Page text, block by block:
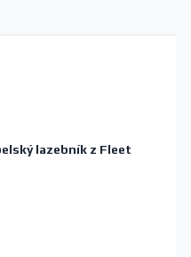
lazebník z Fleet